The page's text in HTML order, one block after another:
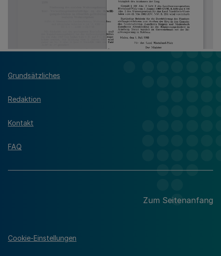
Grundsätzliches
Redaktion
Kontakt
FAQ
Zum Seitenanfang
Cookie-Einstellungen